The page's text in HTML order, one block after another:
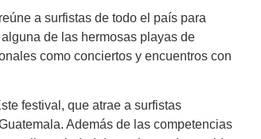
a surfistas de todo el país para
de las hermosas playas de
como conciertos y encuentros con
festival, que atrae a surfistas
Además de las competencias